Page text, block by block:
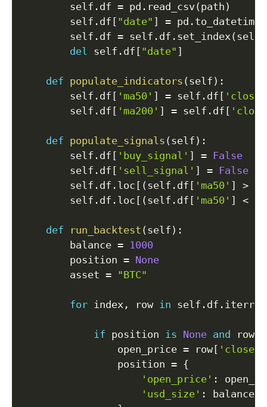
        self
. df = pd . read_csv(path )
        self
. df [ "date" ] = pd . to_datetime
        self
. df = self . df . set_index(self
del self . df [ "date" ]
def populate_indicators (self ) :
        self
. df [ 'ma50' ] = self . df [ 'close'
        self
. df [ 'ma200' ] = self . df [
def populate_signals (self ) :
        self
. df [ 'buy_signal' ] = False
        self
. df [ 'sell_signal' ] = False
        self
. df . loc [ (self . df [ 'ma50' ] >
        self
. df . loc [ (self . df [ 'ma50' ] <
def run_backtest (self ) :
        balance
= 1000
        position
= None
        asset
= "BTC"
for index , row in self . df .
if position is None and row[
                open_price
= row[ 'close'
                position
= {
'open_price' :
'usd_size' : balance